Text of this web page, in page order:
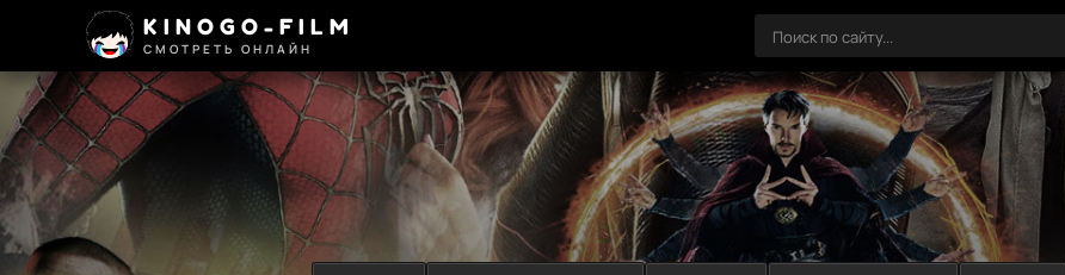
KINOGO-FILM
СМОТРЕТЬ ОНЛАЙН